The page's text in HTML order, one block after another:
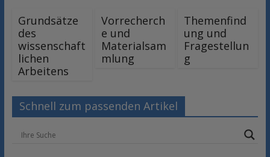
Grundsätze
des
wissenschaft
lichen
Arbeitens
Vorrecherch
e und
Materialsam
mlung
Themenfind
ung und
Fragestellun
g
Schnell zum passenden Artikel